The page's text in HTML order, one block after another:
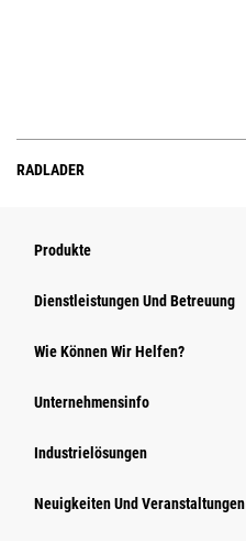
RADLADER
Produkte
Dienstleistungen Und Betreuung
Wie Können Wir Helfen?
Unternehmensinfo
Industrielösungen
Neuigkeiten Und Veranstaltungen